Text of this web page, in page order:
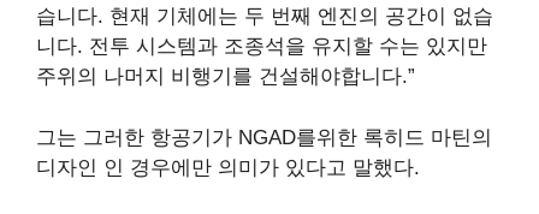
습니다. 현재 기체에는 두 번째 엔진의 공간이 없습
니다. 전투 시스템과 조종석을 유지할 수는 있지만
주위의 나머지 비행기를 건설해야합니다.”
그는 그러한 항공기가 NGAD를위한 록히드 마틴의
디자인 인 경우에만 의미가 있다고 말했다.